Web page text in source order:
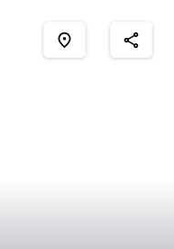
place share